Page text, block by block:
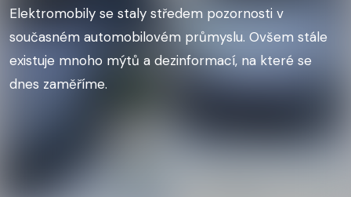
Elektromobily se staly středem pozornosti v
současném automobilovém průmyslu. Ovšem stále
existuje mnoho mýtů a dezinformací, na které se
dnes zaměříme.